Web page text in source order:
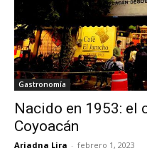
Gastronomía
Nacido en 1953: el
Coyoacán
Ariadna Lira - febrero 1, 2023